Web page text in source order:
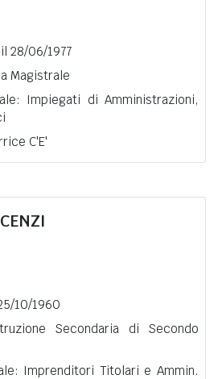
28/06/1977
Magistrale
Impiegati di Amministrazioni,
C'E'
10/1960
Secondaria di Secondo
Imprenditori Titolari e Ammin.